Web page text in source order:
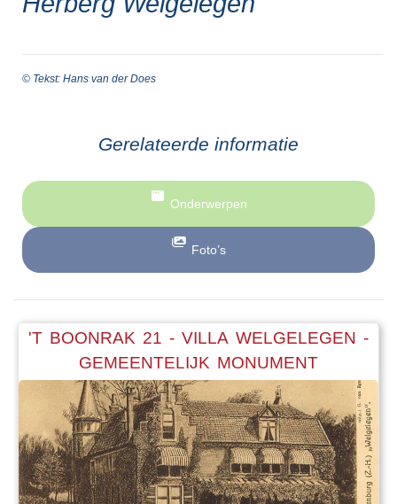
© Tekst: Hans van der Does
Gerelateerde informatie
Onderwerpen
Foto’s
'T BOONRAK 21 - VILLA WELGELEGEN -
GEMEENTELIJK MONUMENT